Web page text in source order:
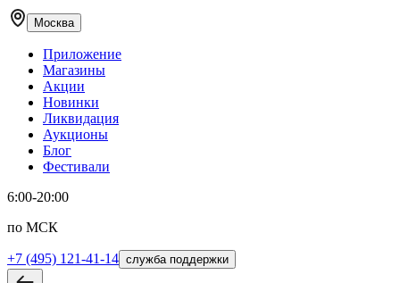
Москва
Приложение
Магазины
Акции
Новинки
Ликвидация
Аукционы
Блог
Фестивали
6:00-20:00
по МСК
+7 (495) 121-41-14 служба поддержки